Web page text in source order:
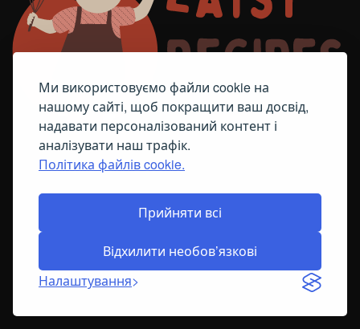
Ми використовуємо файли cookie на
нашому сайті, щоб покращити ваш досвід,
надавати персоналізований контент і
аналізувати наш трафік.
Політика файлів cookie.
Прийняти всі
Відхилити необов’язкові
Налаштування
ПОЛІТИКА ЩОДО ФАЙЛІВ COOKIE
© All Right Reserved2026